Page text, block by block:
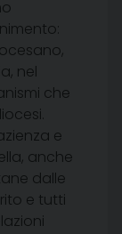
nel
che
e
anche
dalle
e tutti